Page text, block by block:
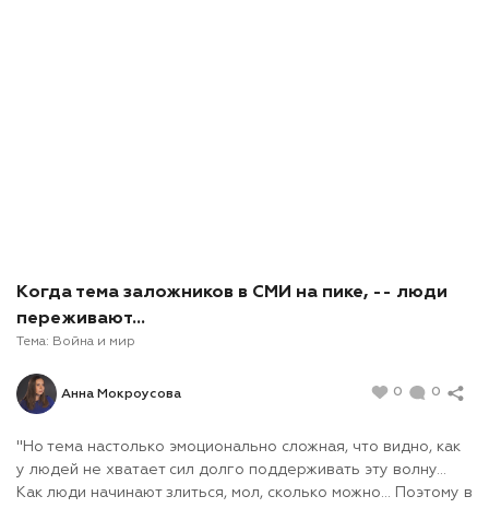
Когда тема заложников в СМИ на пике, -- люди
переживают...
Тема: Война и мир
Анна Мокроусова 0 0
"Но тема настолько эмоционально сложная, что видно, как
у людей не хватает сил долго поддерживать эту волну...
Как люди начинают злиться, мол, сколько можно... Поэтому в